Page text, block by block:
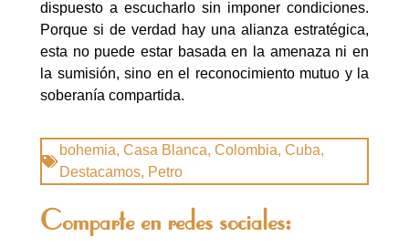
dispuesto a escucharlo sin imponer condiciones.
Porque si de verdad hay una alianza estratégica,
esta no puede estar basada en la amenaza ni en
la sumisión, sino en el reconocimiento mutuo y la
soberanía compartida.
bohemia, Casa Blanca, Colombia, Cuba,
Destacamos, Petro
Comparte en redes sociales: